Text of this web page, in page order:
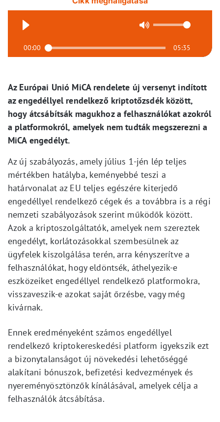
00:00 05:35
Az Európai Unió MiCA rendelete új versenyt indított
az engedéllyel rendelkező kriptotőzsdék között,
hogy átcsábítsák magukhoz a felhasználókat azokról
a platformokról, amelyek nem tudták megszerezni a
MiCA engedélyt.
Az új szabályozás, amely július 1-jén lép teljes
mértékben hatályba, keményebbé teszi a
határvonalat az EU teljes egészére kiterjedő
engedéllyel rendelkező cégek és a továbbra is a régi
nemzeti szabályozások szerint működők között.
Azok a kriptoszolgáltatók, amelyek nem szereztek
engedélyt, korlátozásokkal szembesülnek az
ügyfelek kiszolgálása terén, arra kényszerítve a
felhasználókat, hogy eldöntsék, áthelyezik-e
eszközeiket engedéllyel rendelkező platformokra,
visszaveszik-e azokat saját őrzésbe, vagy még
kivárnak.
Ennek eredményeként számos engedéllyel
rendelkező kriptokereskedési platform igyekszik ezt
a bizonytalanságot új növekedési lehetőséggé
alakítani bónuszok, befizetési kedvezmények és
nyereményösztönzők kínálásával, amelyek célja a
felhasználók átcsábítása.